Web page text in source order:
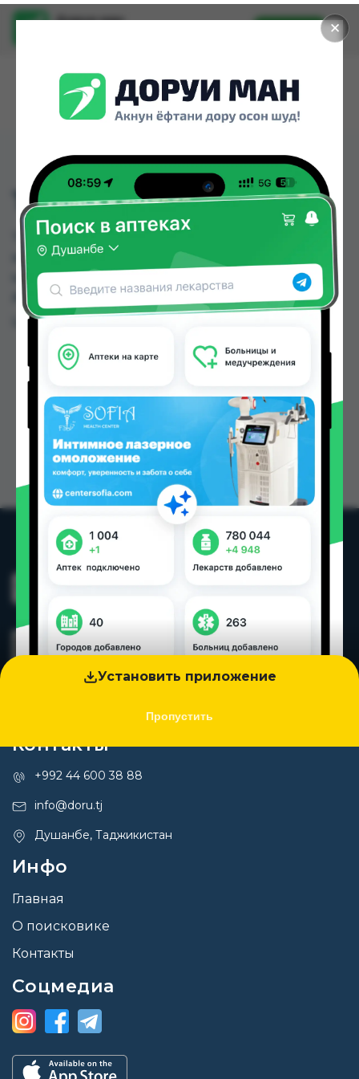
✕
Установить приложение
Пропустить
Доруи ман
Установить
TYNOR ANKLE SPLINT
TYNOR ANKLE SPLINT можно купить или
заказать в аптеках, Нишон №1, Нишон №3 по
цене от 210.00 TJS до 220.00 TJS в Душанбе и
других городах Таджикистана
Цена: от
210.00 TJS
Контакты
+992 44 600 38 88
info@doru.tj
Душанбе, Таджикистан
Инфо
Главная
О поисковике
Контакты
Соцмедиа